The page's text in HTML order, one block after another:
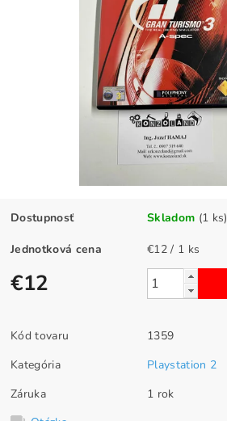
Dostupnosť Skladom (1 ks)
Jednotková cena €12 / 1 ks
€12
Kód tovaru
1359
Kategória
Playstation 2
Záruka
1 rok